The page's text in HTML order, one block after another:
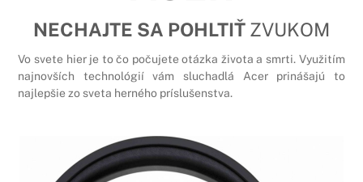
NECHAJTE SA POHLTIŤ ZVUKOM
Vo svete hier je to čo počujete otázka života a smrti. Využitím
najnovších technológií vám sluchadlá Acer prinášajú to
najlepšie zo sveta herného príslušenstva.